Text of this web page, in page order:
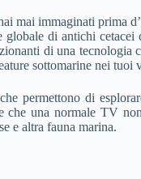
mai immaginati prima
di antichi
di una tecnologia
sottomarine nei tuoi
permettono di
una normale TV
e altra fauna marina.